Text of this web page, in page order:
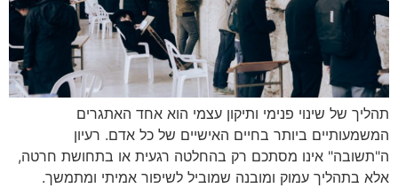
תהליך של שינוי פנימי ותיקון עצמי הוא אחד האתגרים
המשמעותיים ביותר בחיים האישיים של כל אדם. רעיון
ה"תשובה" אינו מסתכם רק בהחלטה רגעית או בתחושת חרטה,
אלא בתהליך עמוק ומובנה שמוביל לשיפור אמיתי ומתמשך.